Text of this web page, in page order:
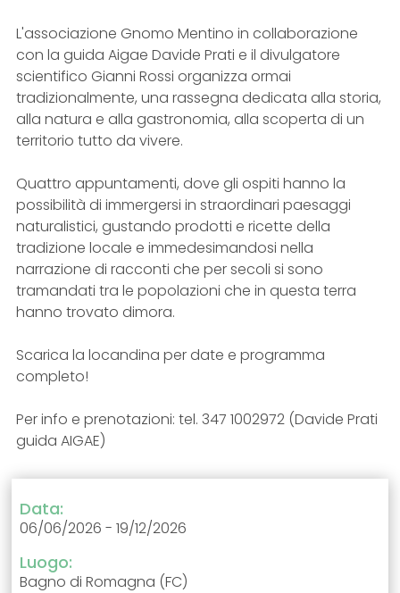
L'associazione Gnomo Mentino in collaborazione
con la guida Aigae Davide Prati e il divulgatore
scientifico Gianni Rossi organizza ormai
tradizionalmente, una rassegna dedicata alla storia,
alla natura e alla gastronomia, alla scoperta di un
territorio tutto da vivere.
Quattro appuntamenti, dove gli ospiti hanno la
possibilità di immergersi in straordinari paesaggi
naturalistici, gustando prodotti e ricette della
tradizione locale e immedesimandosi nella
narrazione di racconti che per secoli si sono
tramandati tra le popolazioni che in questa terra
hanno trovato dimora.
Scarica la locandina per date e programma
completo!
Per info e prenotazioni: tel. 347 1002972 (Davide Prati
guida AIGAE)
Data:
06/06/2026 - 19/12/2026
Luogo:
Bagno di Romagna (FC)